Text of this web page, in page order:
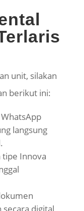
unit, silakan
berikut ini:
langsung
tipe Innova
digital